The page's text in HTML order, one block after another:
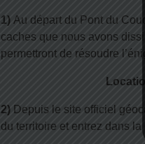
1) Au départ du Pont du
caches que nous avons
permettront de résoudre
2) Depuis le site officiel
du territoire et entrez dans